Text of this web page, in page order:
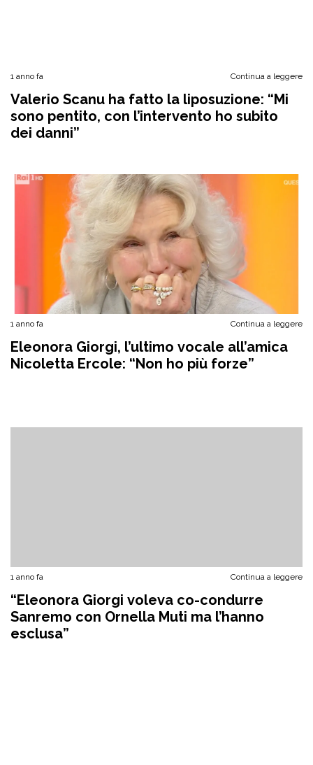
1 anno fa Continua a leggere
Valerio Scanu ha fatto la liposuzione: “Mi
sono pentito, con l’intervento ho subito
dei danni”
1 anno fa Continua a leggere
Eleonora Giorgi, l’ultimo vocale all’amica
Nicoletta Ercole: “Non ho più forze”
1 anno fa Continua a leggere
“Eleonora Giorgi voleva co-condurre
Sanremo con Ornella Muti ma l’hanno
esclusa”